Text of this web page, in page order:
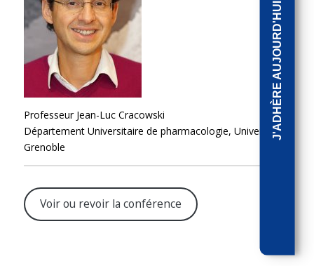
Professeur Jean-Luc Cracowski
Département Universitaire de pharmacologie, Université
Grenoble
Voir ou revoir la conférence
J'ADHÈRE AUJOURD'HUI